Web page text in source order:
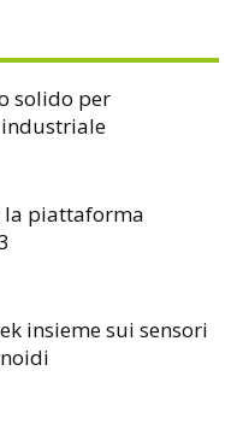
solido per
industriale
la piattaforma
insieme sui sensori